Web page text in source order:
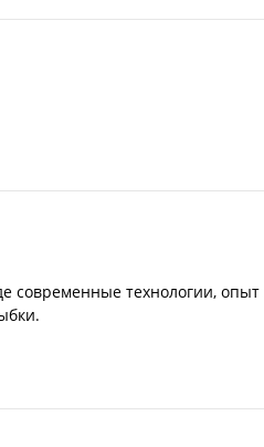
современные технологии,